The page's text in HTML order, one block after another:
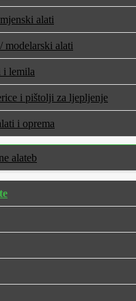
alati
alati
i lemila
i pištolji za ljepljenje
i oprema
alate